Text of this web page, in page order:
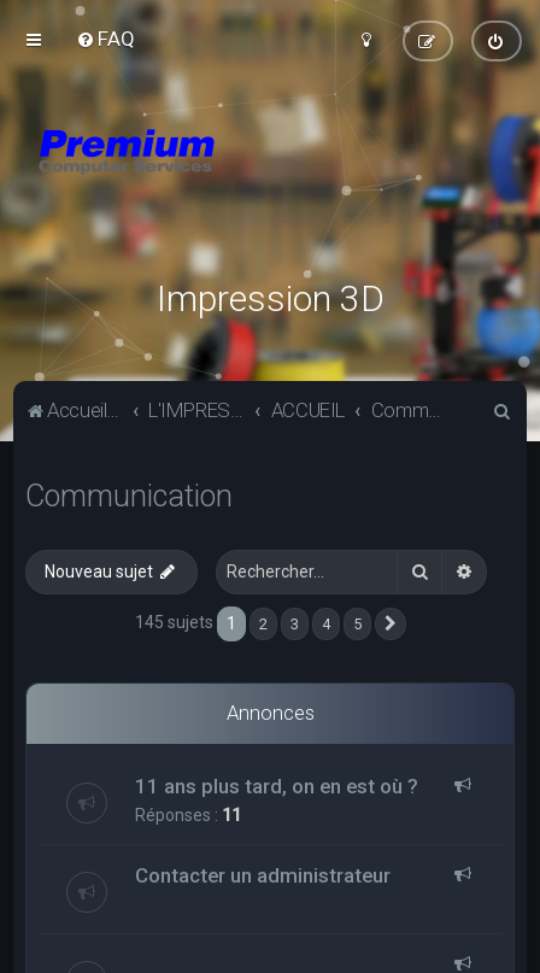
FAQ
Impression 3D
Accueil du forum L'IMPRESSION 3D ACCUEIL Communication
Communication
Nouveau sujet Rechercher
145 sujets 1 2 3 4 5
Annonces
11 ans plus tard, on en est où ?
Réponses : 11
Contacter un administrateur